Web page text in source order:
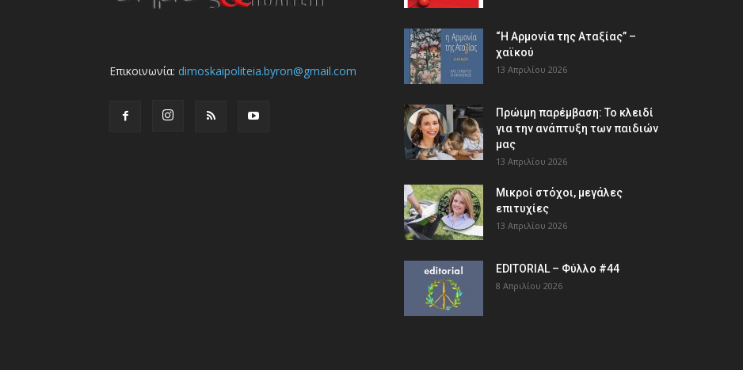
Επικοινωνία: dimoskaipoliteia.byron@gmail.com
“Η Αρμονία της Αταξίας” –
χαϊκού
13 Απριλίου 2026
Πρώιμη παρέμβαση: Το κλειδί
για την ανάπτυξη των παιδιών
µας
13 Απριλίου 2026
Μικροί στόχοι, μεγάλες
επιτυχίες
13 Απριλίου 2026
EDITORIAL – Φύλλο #44
8 Απριλίου 2026